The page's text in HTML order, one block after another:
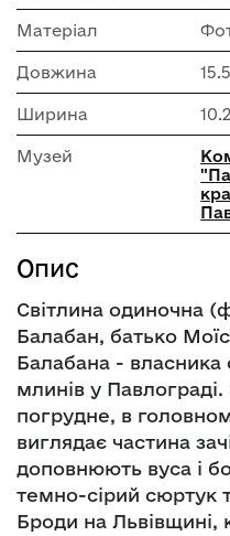
Матеріал
Довжина
Ширина
Музей
Опис
Світлина одиночна
Балабан, батько
Балабана - власника
млинів у
погрудне, в
виглядає частина
доповнюють вуса і
темно-сірий сюртук
Броди на Львівщині,